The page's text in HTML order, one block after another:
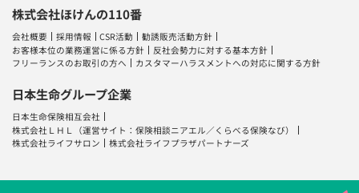
株式会社ほけんの110番
会社概要 採用情報 CSR活動
勧誘販売活動方針
お客様本位の業務運営に係る方針
反社会勢力に対する基本方針
フリーランスのお取引の方へ
カスタマーハラスメントへの対応に関する方針
日本生命グループ企業
日本生命保険相互会社
株式会社ＬＨＬ
（運営サイト：保険相談ニアエル ／ くらべる保険なび）
株式会社ライフサロン
株式会社ライフプラザパートナーズ